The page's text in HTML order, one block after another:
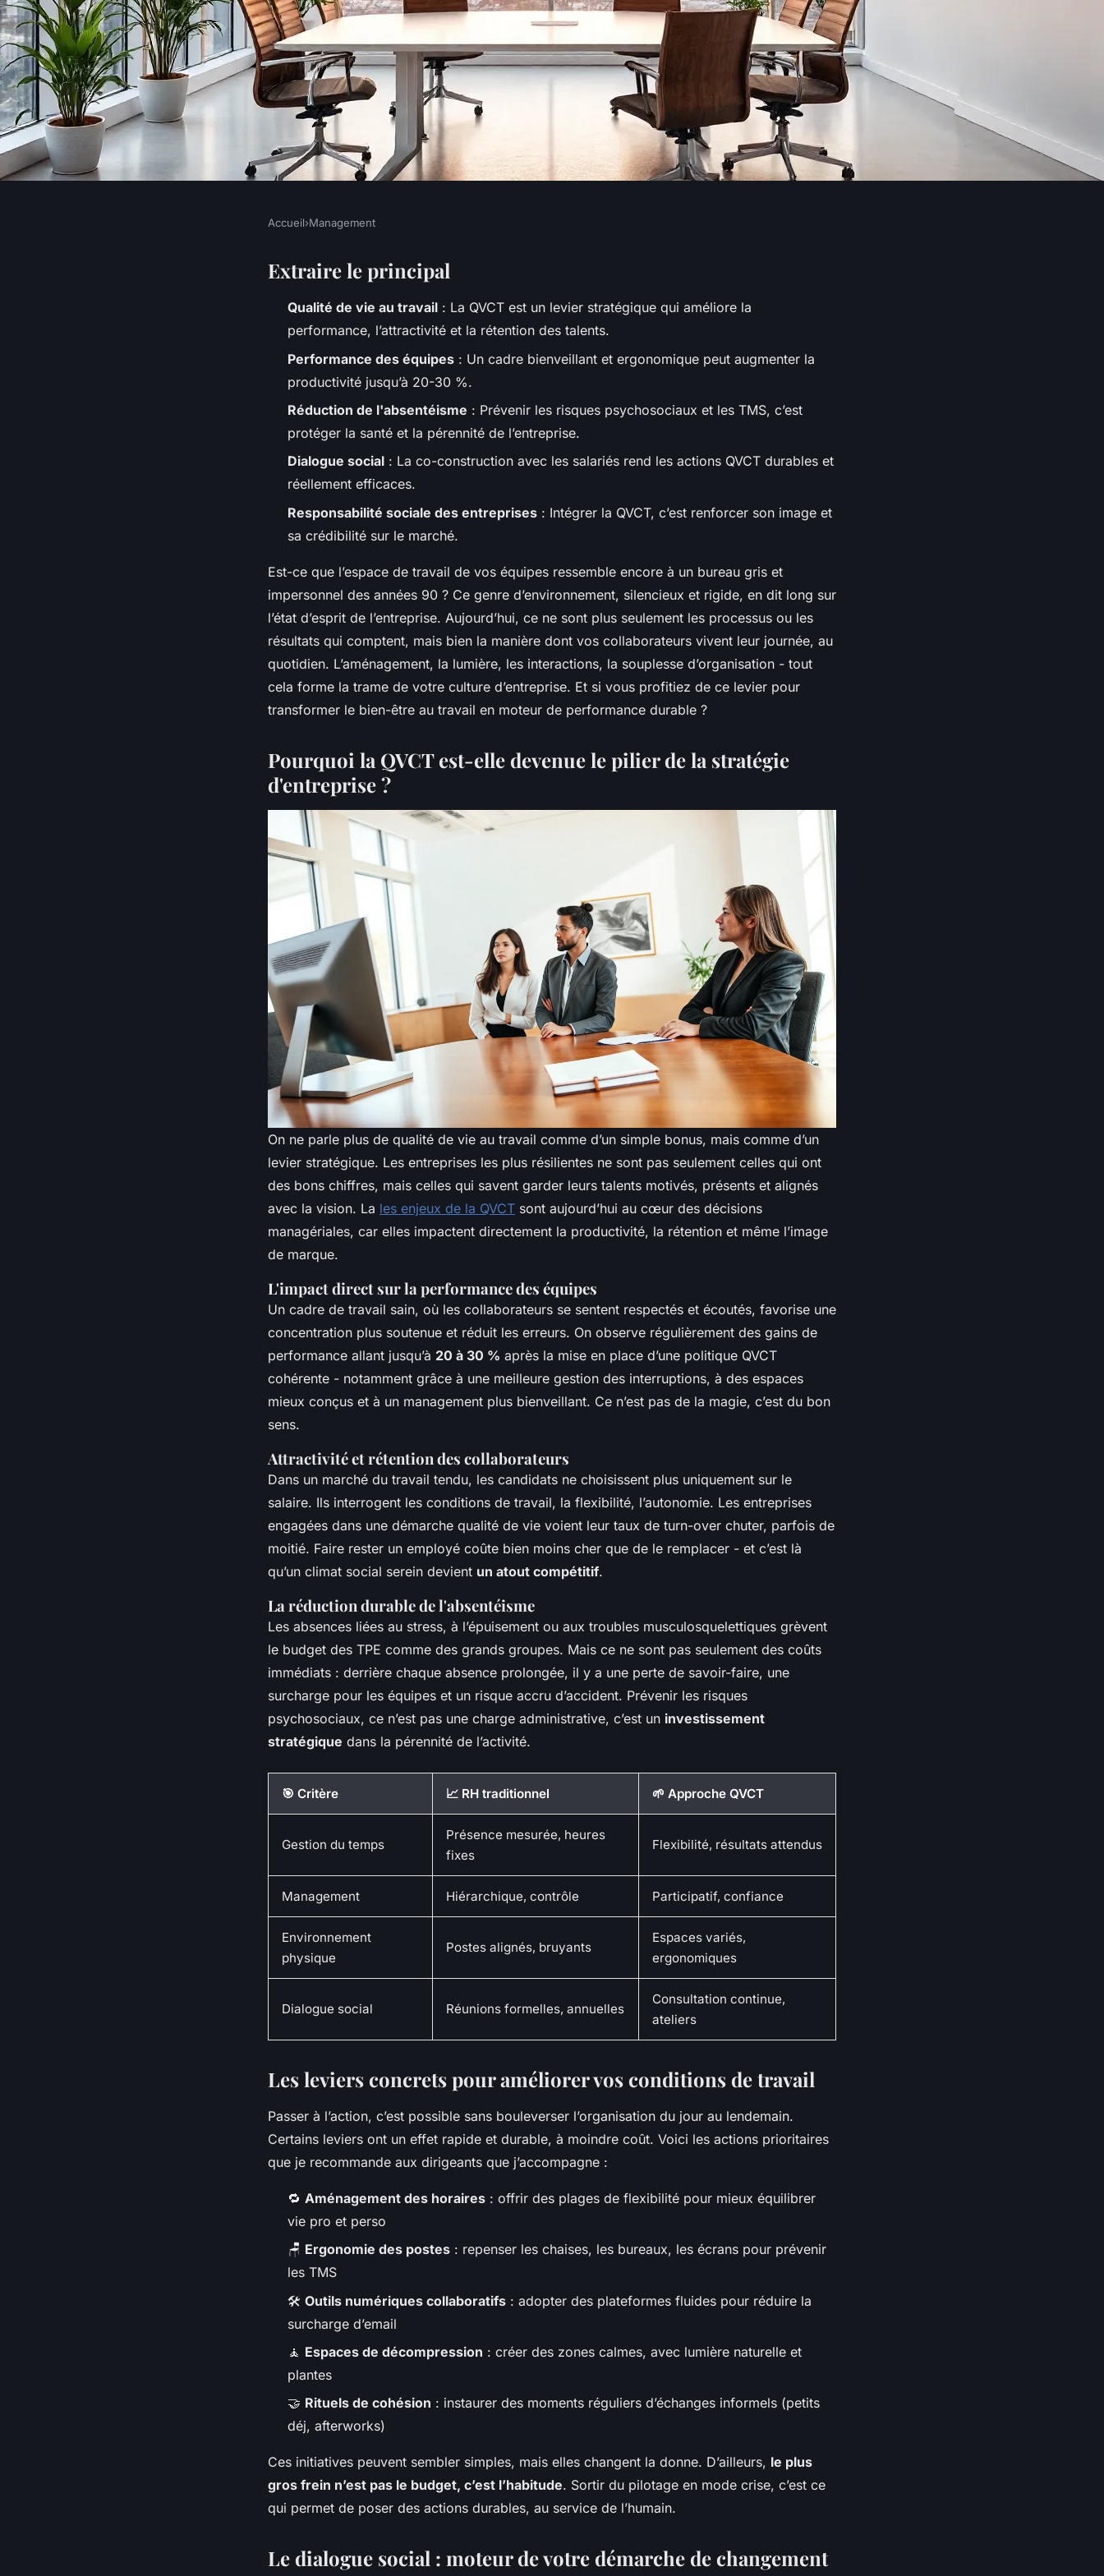
Améliorer la qualité de vie au travail :
Accueil›Management
Extraire le principal
Qualité de vie au travail : La QVCT est un levier stratégique qui améliore la
performance, l’attractivité et la rétention des talents.
Performance des équipes : Un cadre bienveillant et ergonomique peut augmenter la
productivité jusqu’à 20-30 %.
Réduction de l'absentéisme : Prévenir les risques psychosociaux et les TMS, c’est
protéger la santé et la pérennité de l’entreprise.
Dialogue social : La co-construction avec les salariés rend les actions QVCT durables et
réellement efficaces.
Responsabilité sociale des entreprises : Intégrer la QVCT, c’est renforcer son image et
sa crédibilité sur le marché.
Est-ce que l’espace de travail de vos équipes ressemble encore à un bureau gris et
impersonnel des années 90 ? Ce genre d’environnement, silencieux et rigide, en dit long sur
l’état d’esprit de l’entreprise. Aujourd’hui, ce ne sont plus seulement les processus ou les
résultats qui comptent, mais bien la manière dont vos collaborateurs vivent leur journée, au
quotidien. L’aménagement, la lumière, les interactions, la souplesse d’organisation - tout
cela forme la trame de votre culture d’entreprise. Et si vous profitiez de ce levier pour
transformer le bien-être au travail en moteur de performance durable ?
Pourquoi la QVCT est-elle devenue le pilier de la stratégie
d'entreprise ?
On ne parle plus de qualité de vie au travail comme d’un simple bonus, mais comme d’un
levier stratégique. Les entreprises les plus résilientes ne sont pas seulement celles qui ont
des bons chiffres, mais celles qui savent garder leurs talents motivés, présents et alignés
avec la vision. La les enjeux de la QVCT sont aujourd’hui au cœur des décisions
managériales, car elles impactent directement la productivité, la rétention et même l’image
de marque.
L'impact direct sur la performance des équipes
Un cadre de travail sain, où les collaborateurs se sentent respectés et écoutés, favorise une
concentration plus soutenue et réduit les erreurs. On observe régulièrement des gains de
performance allant jusqu’à 20 à 30 % après la mise en place d’une politique QVCT
cohérente - notamment grâce à une meilleure gestion des interruptions, à des espaces
mieux conçus et à un management plus bienveillant. Ce n’est pas de la magie, c’est du bon
sens.
Attractivité et rétention des collaborateurs
Dans un marché du travail tendu, les candidats ne choisissent plus uniquement sur le
salaire. Ils interrogent les conditions de travail, la flexibilité, l’autonomie. Les entreprises
engagées dans une démarche qualité de vie voient leur taux de turn-over chuter, parfois de
moitié. Faire rester un employé coûte bien moins cher que de le remplacer - et c’est là
qu’un climat social serein devient un atout compétitif.
La réduction durable de l'absentéisme
Les absences liées au stress, à l’épuisement ou aux troubles musculosquelettiques grèvent
le budget des TPE comme des grands groupes. Mais ce ne sont pas seulement des coûts
immédiats : derrière chaque absence prolongée, il y a une perte de savoir-faire, une
surcharge pour les équipes et un risque accru d’accident. Prévenir les risques
psychosociaux, ce n’est pas une charge administrative, c’est un investissement
stratégique dans la pérennité de l’activité.
🎯 Critère 📈 RH traditionnel 🌱 Approche QVCT
Gestion du temps
Présence mesurée, heures
fixes
Flexibilité, résultats attendus
Management Hiérarchique, contrôle Participatif, confiance
Environnement
physique
Postes alignés, bruyants
Espaces variés,
ergonomiques
Dialogue social Réunions formelles, annuelles
Consultation continue,
ateliers
Les leviers concrets pour améliorer vos conditions de travail
Passer à l’action, c’est possible sans bouleverser l’organisation du jour au lendemain.
Certains leviers ont un effet rapide et durable, à moindre coût. Voici les actions prioritaires
que je recommande aux dirigeants que j’accompagne :
🔁 Aménagement des horaires : offrir des plages de flexibilité pour mieux équilibrer
vie pro et perso
🪑 Ergonomie des postes : repenser les chaises, les bureaux, les écrans pour prévenir
les TMS
🛠️ Outils numériques collaboratifs : adopter des plateformes fluides pour réduire la
surcharge d’email
🧘 Espaces de décompression : créer des zones calmes, avec lumière naturelle et
plantes
🤝 Rituels de cohésion : instaurer des moments réguliers d’échanges informels (petits
déj, afterworks)
Ces initiatives peuvent sembler simples, mais elles changent la donne. D’ailleurs, le plus
gros frein n’est pas le budget, c’est l’habitude. Sortir du pilotage en mode crise, c’est ce
qui permet de poser des actions durables, au service de l’humain.
Le dialogue social : moteur de votre démarche de changement